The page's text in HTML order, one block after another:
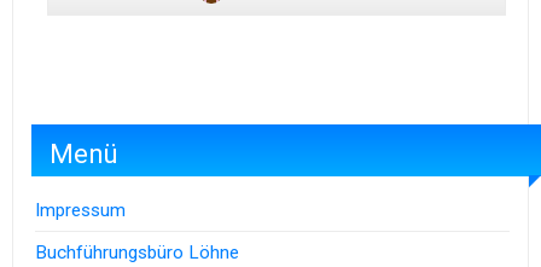
Menü
Impressum
Buchführungsbüro Löhne